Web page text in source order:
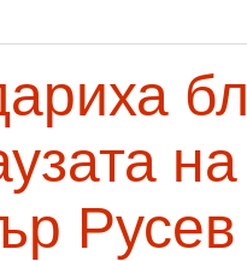
Русев